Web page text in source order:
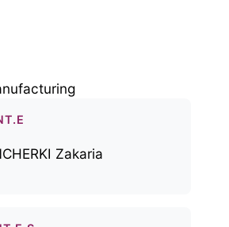
Zakaria